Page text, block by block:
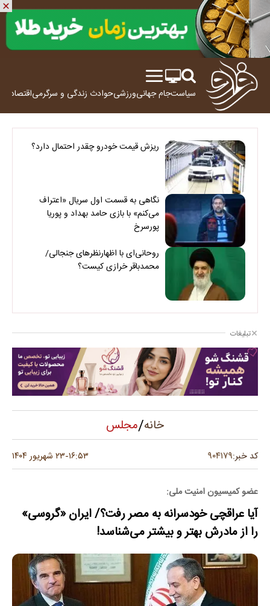
سیاستجام جهانیورزشیحوادث زندگی و سرگرمیاقتصاد
ریزش قیمت خودرو چقدر احتمال دارد؟
نگاهی به قسمت اول سریال «اعتراف
می‌کنم» با بازی حامد بهداد و پوریا
پورسرخ
روحانی‌ای با اظهارنظرهای جنجالی/
محمدباقر خرازی کیست؟
تبلیغات
خانه/مجلس
کد خبر:۹۰۴۱۷۹ ۱۶:۵۳-۲۳ شهریور ۱۴۰۴
عضو کمیسیون امنیت ملی:
آیا عراقچی خودسرانه به مصر رفت؟/ ایران «گروسی»
را از مادرش بهتر و بیشتر می‌شناسد!